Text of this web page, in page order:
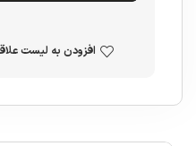
افزودن به لیست